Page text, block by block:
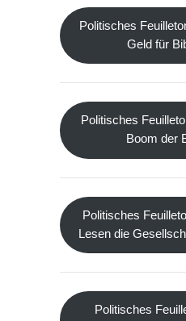
Politisches
Geld für
Politisches
Boom der
Politisches
Lesen die
Politisches